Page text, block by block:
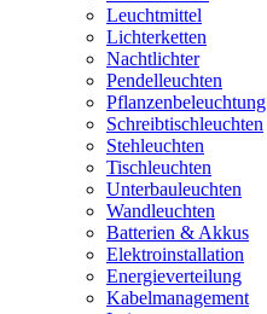
Leuchtmittel
Lichterketten
Nachtlichter
Pendelleuchten
Pflanzenbeleuchtung
Schreibtischleuchten
Stehleuchten
Tischleuchten
Unterbauleuchten
Wandleuchten
Batterien & Akkus
Elektroinstallation
Energieverteilung
Kabelmanagement